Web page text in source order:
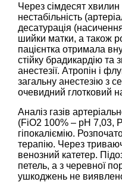
Через сімдесят хвилин
нестабільність
десатурація
шийки матки, а також
пацієнтка отримала
стійку брадикардію та
анестезії. Атропін і
загальну анестезію з
очевидний глотковий
Аналіз газів
(FiO2 100% – рН 7,03,
гіпокаліємію.
терапію. Через
венозний катетер.
петель, а з черевної
ушкоджень не